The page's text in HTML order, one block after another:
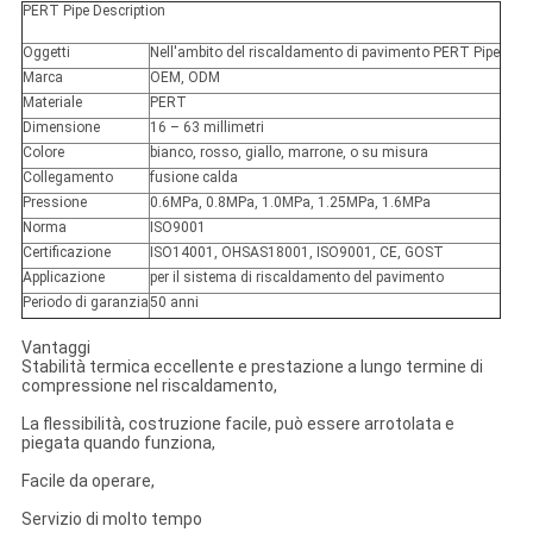
PERT Pipe Description
Oggetti
Nell'ambito del riscaldamento di pavimento PERT Pipe
Marca
OEM, ODM
Materiale
PERT
Dimensione
16 – 63 millimetri
Colore
bianco, rosso, giallo, marrone, o su misura
Collegamento
fusione calda
Pressione
0.6MPa, 0.8MPa, 1.0MPa, 1.25MPa, 1.6MPa
Norma
ISO9001
Certificazione
ISO14001, OHSAS18001, ISO9001, CE, GOST
Applicazione
per il sistema di riscaldamento del pavimento
Periodo di garanzia50 anni
Vantaggi
Stabilità termica eccellente e prestazione a lungo termine di
compressione nel riscaldamento,
La flessibilità, costruzione facile, può essere arrotolata e
piegata quando funziona,
Facile da operare,
Servizio di molto tempo